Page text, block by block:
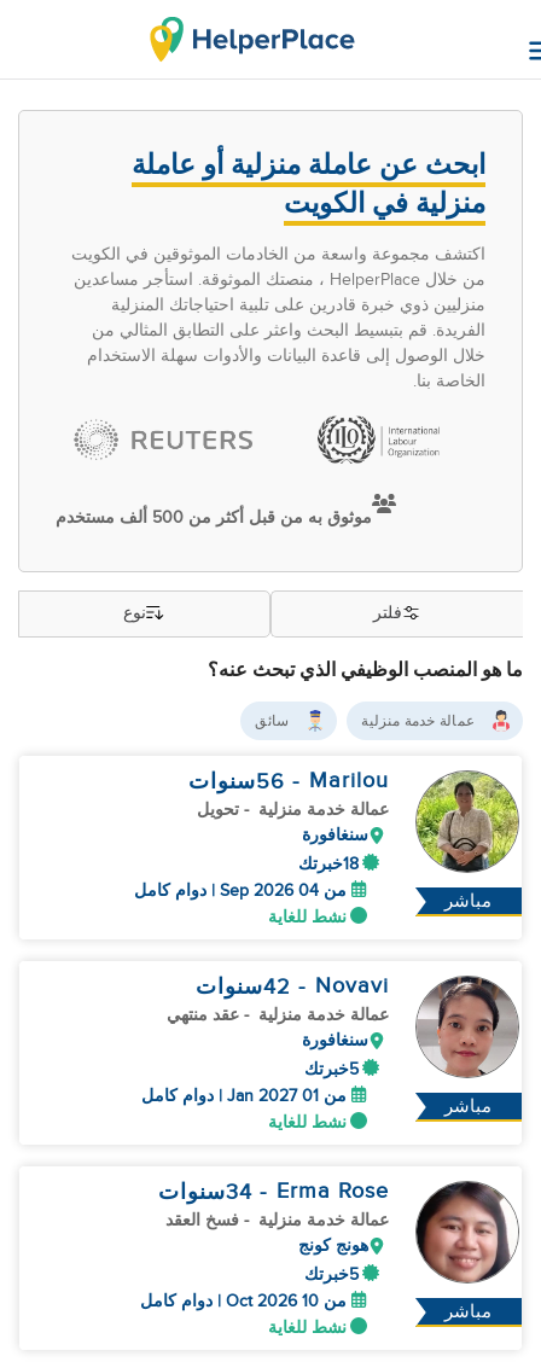
ابحث عن عاملة منزلية أو عاملة
منزلية في الكويت
اكتشف مجموعة واسعة من الخادمات الموثوقين في الكويت
من خلال HelperPlace ، منصتك الموثوقة. استأجر مساعدين
منزليين ذوي خبرة قادرين على تلبية احتياجاتك المنزلية
الفريدة. قم بتبسيط البحث واعثر على التطابق المثالي من
خلال الوصول إلى قاعدة البيانات والأدوات سهلة الاستخدام
الخاصة بنا.
موثوق به من قبل أكثر من 500 ألف مستخدم
ما هو المنصب الوظيفي الذي تبحث عنه؟
فلتر نوع
عمالة خدمة منزلية سائق
مباشر
Marilou
- 56 سنوات
عمالة خدمة منزلية - تحويل
سنغافورة
18خبرتك
من 04 Sep 2026 | دوام كامل
نشط للغاية
مباشر
Novavi
- 42 سنوات
عمالة خدمة منزلية - عقد منتهي
سنغافورة
5خبرتك
من 01 Jan 2027 | دوام كامل
نشط للغاية
مباشر
Erma Rose
- 34 سنوات
عمالة خدمة منزلية - فسخ العقد
هونج كونج
5خبرتك
من 10 Oct 2026 | دوام كامل
نشط للغاية